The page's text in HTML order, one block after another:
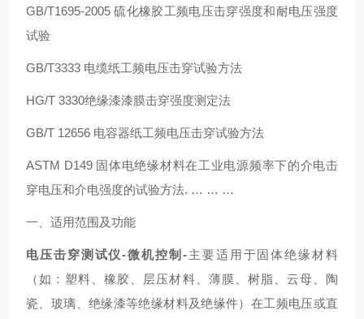
GB/T1695-2005 硫化橡胶工频电压击穿强度和耐电压强度
试验
GB/T3333 电缆纸工频电压击穿试验方法
HG/T 3330绝缘漆漆膜击穿强度测定法
GB/T 12656 电容器纸工频电压击穿试验方法
ASTM D149 固体电绝缘材料在工业电源频率下的介电击
穿电压和介电强度的试验方法. … … …
一、适用范围及功能
电压击穿测试仪-微机控制 -主要适用于固体绝缘材料
（如：塑料、橡胶、层压材料、薄膜、树脂、云母、陶
瓷、玻璃、绝缘漆等绝缘材料及绝缘件）在工频电压或直